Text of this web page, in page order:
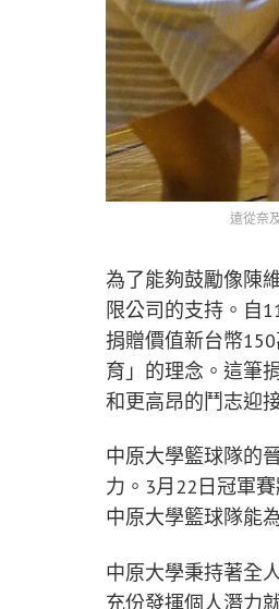
遠從奈
為了能夠鼓勵像陳
限公司的支持。自
捐贈價值新台幣
育」的理念。這筆
和更高昂的鬥志迎
中原大學籃球隊的
力。3月22日冠軍
中原大學籃球隊能
中原大學秉持著全
充份發揮個人潛力